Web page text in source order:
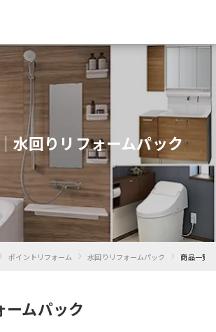
水回りリフォームパック
› ポイントリフォーム › 水回りリフォームパック › 商品一覧
ームパック